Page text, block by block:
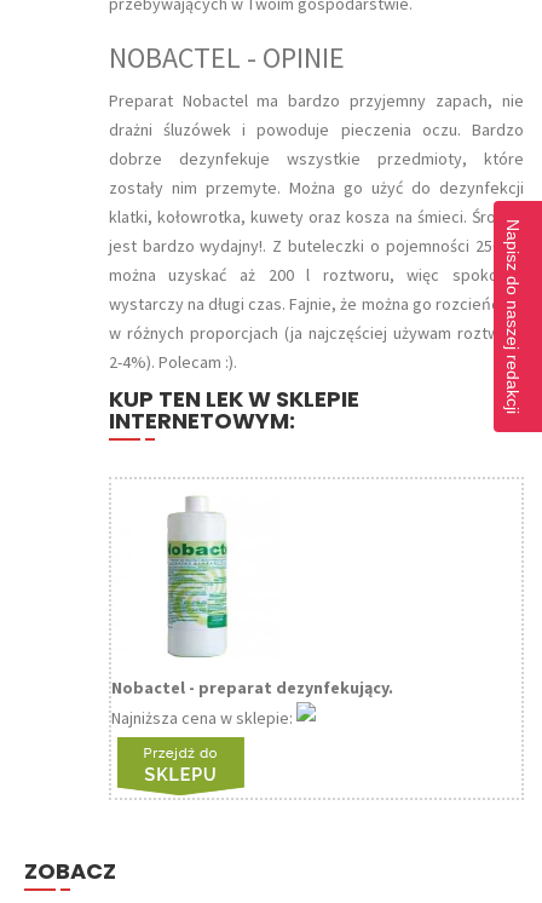
NOBACTEL - OPINIE
Preparat Nobactel ma bardzo przyjemny zapach, nie
drażni śluzówek i powoduje pieczenia oczu. Bardzo
dobrze dezynfekuje wszystkie przedmioty, które
zostały nim przemyte. Można go użyć do dezynfekcji
klatki, kołowrotka, kuwety oraz kosza na śmieci. Środek
jest bardzo wydajny!. Z buteleczki o pojemności 250 ml
można uzyskać aż 200 l roztworu, więc spokojnie
wystarczy na długi czas. Fajnie, że można go rozcieńczać
w różnych proporcjach (ja najczęściej używam roztworu
2-4%). Polecam :).
KUP TEN LEK W SKLEPIE
INTERNETOWYM:
Nobactel - preparat dezynfekujący.
Najniższa cena w sklepie:
ZOBACZ
Napisz do naszej redakcji